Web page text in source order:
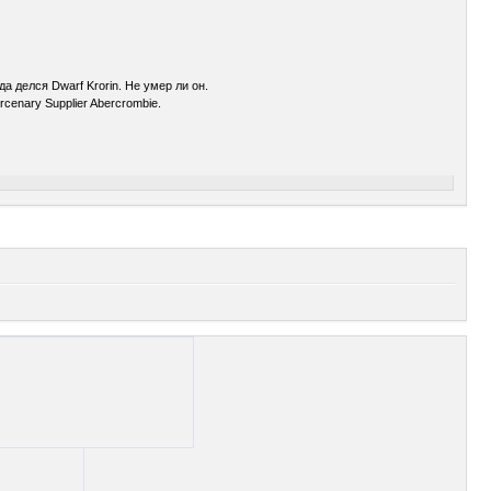
делся Dwarf Krorin. Не умер ли он.
Supplier Abercrombie.